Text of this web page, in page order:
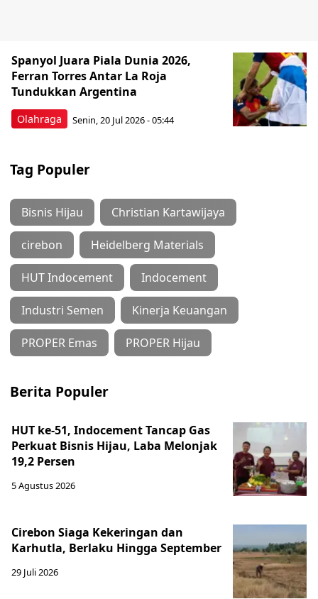
Olahraga
Spanyol Juara Piala Dunia 2026,
Ferran Torres Antar La Roja
Tundukkan Argentina
Senin, 20 Jul 2026 - 05:44
Tag Populer
Bisnis Hijau Christian Kartawijaya
cirebon Heidelberg Materials
HUT Indocement Indocement
Industri Semen Kinerja Keuangan
PROPER Emas PROPER Hijau
Berita Populer
HUT ke-51, Indocement Tancap Gas
Perkuat Bisnis Hijau, Laba Melonjak
19,2 Persen
5 Agustus 2026
Cirebon Siaga Kekeringan dan
Karhutla, Berlaku Hingga September
29 Juli 2026